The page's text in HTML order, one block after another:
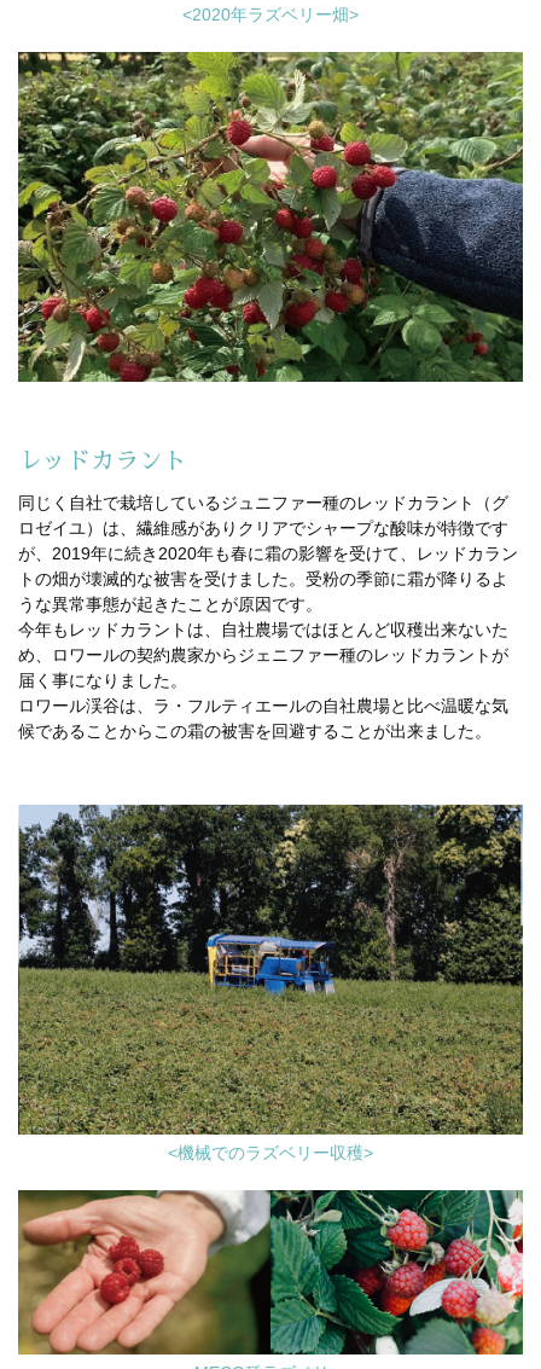
<2020年ラズベリー畑>
レッドカラント
同じく自社で栽培しているジュニファー種のレッドカラント（グ
ロゼイユ）は、繊維感がありクリアでシャープな酸味が特徴です
が、2019年に続き2020年も春に霜の影響を受けて、レッドカラン
トの畑が壊滅的な被害を受けました。受粉の季節に霜が降りるよ
うな異常事態が起きたことが原因です。
今年もレッドカラントは、自社農場ではほとんど収穫出来ないた
め、ロワールの契約農家からジェニファー種のレッドカラントが
届く事になりました。
ロワール渓谷は、ラ・フルティエールの自社農場と比べ温暖な気
候であることからこの霜の被害を回避することが出来ました。
<機械でのラズベリー収穫>